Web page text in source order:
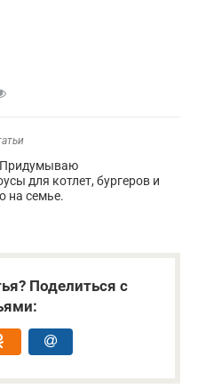
Придумываю
для котлет, бургеров и
на семье.
Поделиться с